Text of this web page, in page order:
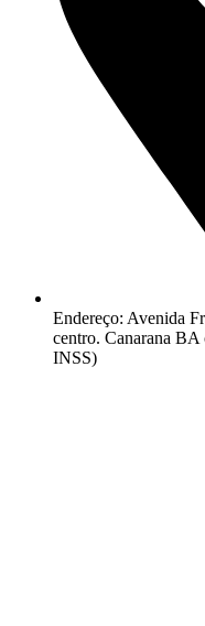
Endereço: Avenida
centro. Canarana
INSS)